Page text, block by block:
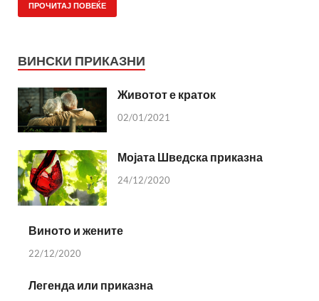
ПРОЧИТАЈ ПОВЕЌЕ
ВИНСКИ ПРИКАЗНИ
Животот е краток
02/01/2021
Мојата Шведска приказна
24/12/2020
Виното и жените
22/12/2020
Легенда или приказна